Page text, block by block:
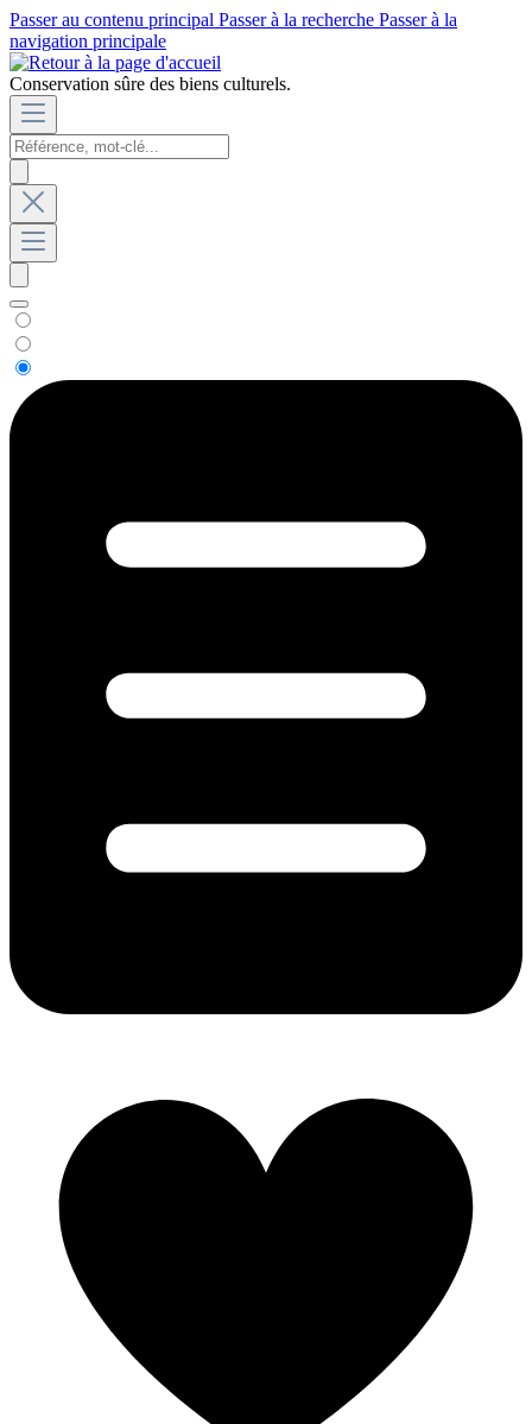
Passer au contenu principal Passer à la recherche Passer à la
navigation principale
Conservation sûre des biens culturels.